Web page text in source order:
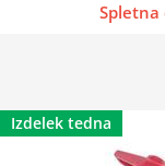
Spletna
Izdelek tedna